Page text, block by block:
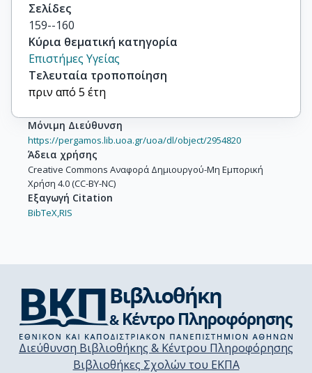
Σελίδες
159--160
Κύρια θεματική κατηγορία
Επιστήμες Υγείας
Τελευταία τροποποίηση
πριν από 5 έτη
Μόνιμη Διεύθυνση
https://pergamos.lib.uoa.gr/uoa/dl/object/2954820
Άδεια χρήσης
Creative Commons Αναφορά Δημιουργού-Μη Εμπορική
Χρήση 4.0 (CC-BY-NC)
Εξαγωγή Citation
BibTeX,RIS
Διεύθυνση Βιβλιοθήκης & Κέντρου Πληροφόρησης
Βιβλιοθήκες Σχολών του ΕΚΠΑ